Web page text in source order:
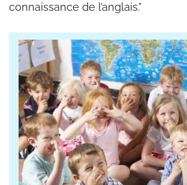
connaissance de l’anglais."